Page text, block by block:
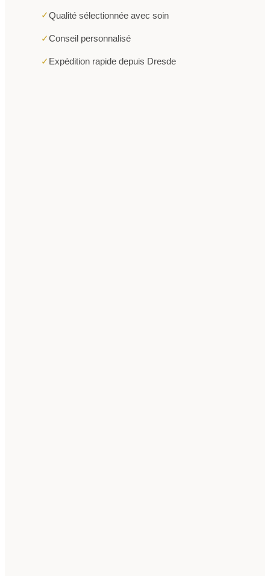
✓Qualité sélectionnée avec soin
✓Conseil personnalisé
✓ Expédition rapide depuis Dresde